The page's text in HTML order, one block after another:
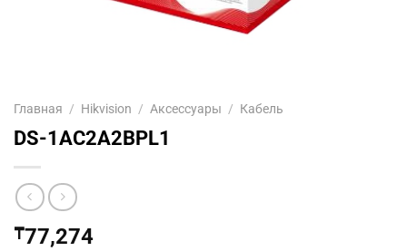
Главная / Hikvision / Аксесcуары / Кабель
DS-1AC2A2BPL1
₸77,274